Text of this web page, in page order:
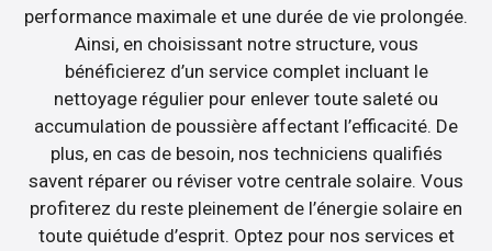
performance maximale et une durée de vie prolongée.
Ainsi, en choisissant notre structure, vous
bénéficierez d’un service complet incluant le
nettoyage régulier pour enlever toute saleté ou
accumulation de poussière affectant l’efficacité. De
plus, en cas de besoin, nos techniciens qualifiés
savent réparer ou réviser votre centrale solaire. Vous
profiterez du reste pleinement de l’énergie solaire en
toute quiétude d’esprit. Optez pour nos services et